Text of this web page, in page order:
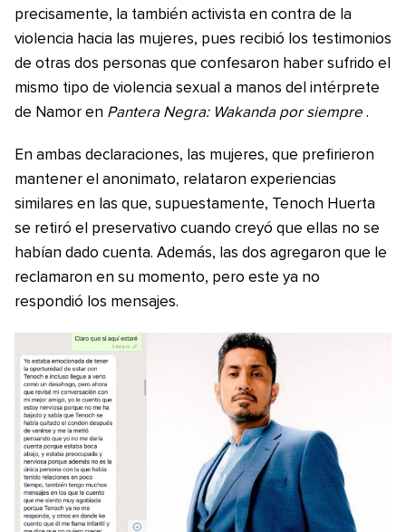
precisamente, la también activista en contra de la
violencia hacia las mujeres, pues recibió los testimonios
de otras dos personas que confesaron haber sufrido el
mismo tipo de violencia sexual a manos del intérprete
de Namor en Pantera Negra: Wakanda por siempre .
En ambas declaraciones, las mujeres, que prefirieron
mantener el anonimato, relataron experiencias
similares en las que, supuestamente, Tenoch Huerta
se retiró el preservativo cuando creyó que ellas no se
habían dado cuenta. Además, las dos agregaron que le
reclamaron en su momento, pero este ya no
respondió los mensajes.